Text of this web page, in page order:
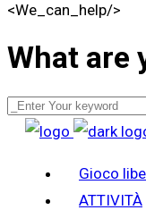
<We_can_help/>
What are
Gioco
ATTIVITÀ